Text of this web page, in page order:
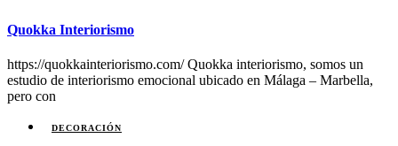
Quokka Interiorismo
https://quokkainteriorismo.com/ Quokka interiorismo, somos un
estudio de interiorismo emocional ubicado en Málaga – Marbella,
pero con
DECORACIÓN